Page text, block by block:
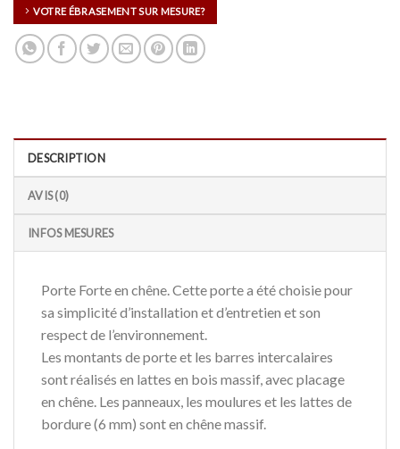
VOTRE ÉBRASEMENT SUR MESURE?
DESCRIPTION
AVIS (0)
INFOS MESURES
Porte Forte en chêne. Cette porte a été choisie pour
sa simplicité d’installation et d’entretien et son
respect de l’environnement.
Les montants de porte et les barres intercalaires
sont réalisés en lattes en bois massif, avec placage
en chêne. Les panneaux, les moulures et les lattes de
bordure (6 mm) sont en chêne massif.